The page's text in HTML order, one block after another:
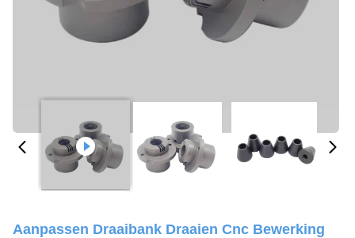
Aanpassen Draaibank Draaien Cnc Bewerking